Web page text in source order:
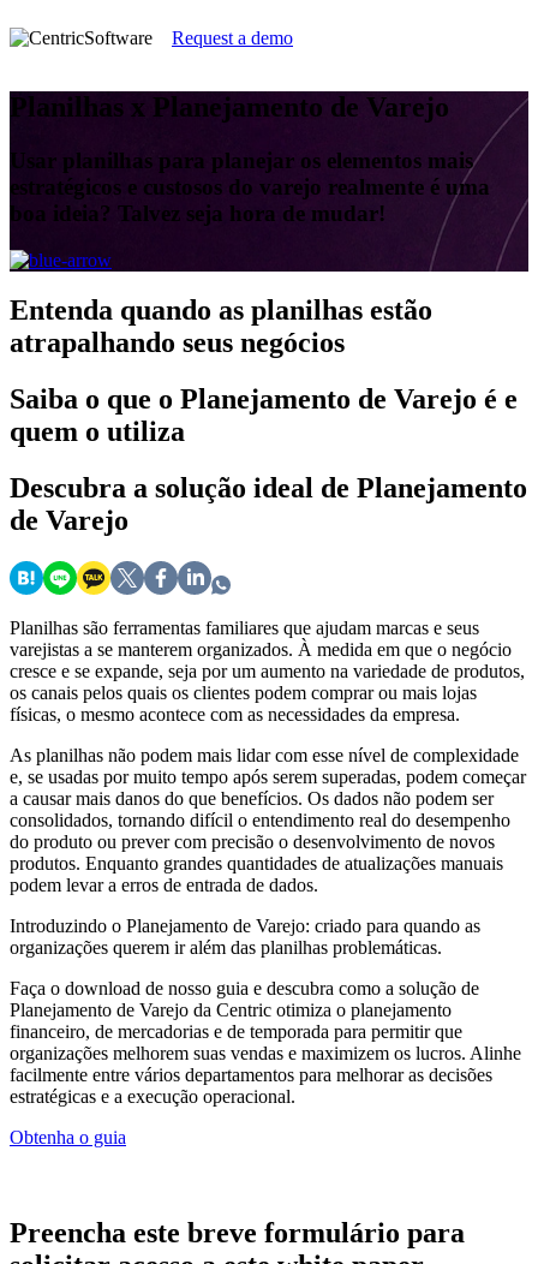
Request a demo
Planilhas x Planejamento de Varejo
Usar planilhas para planejar os elementos mais
estratégicos e custosos do varejo realmente é uma
boa ideia? Talvez seja hora de mudar!
Entenda quando as planilhas estão
atrapalhando seus negócios
Saiba o que o Planejamento de Varejo é e
quem o utiliza
Descubra a solução ideal de Planejamento
de Varejo
Planilhas são ferramentas familiares que ajudam marcas e seus
varejistas a se manterem organizados. À medida em que o negócio
cresce e se expande, seja por um aumento na variedade de produtos,
os canais pelos quais os clientes podem comprar ou mais lojas
físicas, o mesmo acontece com as necessidades da empresa.
As planilhas não podem mais lidar com esse nível de complexidade
e, se usadas por muito tempo após serem superadas, podem começar
a causar mais danos do que benefícios. Os dados não podem ser
consolidados, tornando difícil o entendimento real do desempenho
do produto ou prever com precisão o desenvolvimento de novos
produtos. Enquanto grandes quantidades de atualizações manuais
podem levar a erros de entrada de dados.
Introduzindo o Planejamento de Varejo: criado para quando as
organizações querem ir além das planilhas problemáticas.
Faça o download de nosso guia e descubra como a solução de
Planejamento de Varejo da Centric otimiza o planejamento
financeiro, de mercadorias e de temporada para permitir que
organizações melhorem suas vendas e maximizem os lucros. Alinhe
facilmente entre vários departamentos para melhorar as decisões
estratégicas e a execução operacional.
Obtenha o guia
Preencha este breve formulário para